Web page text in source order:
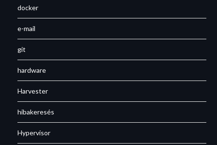
docker
e-mail
git
hardware
Harvester
hibakeresés
Hypervisor